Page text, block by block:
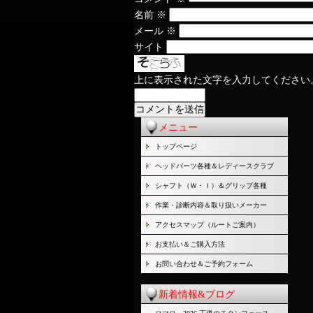
名前 ※
メール ※
サイト
上に表示された文字を入力してください
メニュー
トップページ
ヘッドパーツ各種＆レディースクラブ
シャフト（Ｗ・Ｉ）＆グリップ各種
作業・診断内容＆取り扱いメーカー
アクセスマップ（ルートご案内）
お支払い＆ご購入方法
お問い合わせ＆ご予約フォーム
新着情報&ブログ